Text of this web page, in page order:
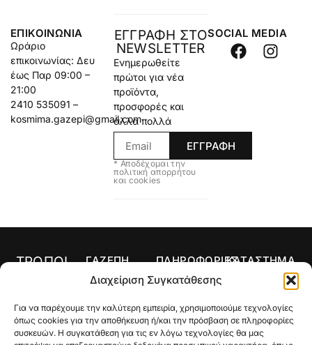
Διαχείριση Συγκατάθεσης
Για να παρέχουμε την καλύτερη εμπειρία, χρησιμοποιούμε τεχνολογίες
όπως cookies για την αποθήκευση ή/και την πρόσβαση σε πληροφορίες
συσκευών. Η συγκατάθεση για τις εν λόγω τεχνολογίες θα μας
ΕΠΙΚΟΙΝΩΝΊΑ
Ωράριο
επικοινωνίας: Δευ
έως Παρ 09:00 –
21:00
2410 535091 –
kosmima.gazepi@gmail.com
ΕΓΓΡΑΦΗ ΣΤΟ
NEWSLETTER
Ενημερωθείτε
πρώτοι για νέα
προϊόντα,
προσφορές και
άλλα πολλά
ΕΓΓΡΑΦΗ
* Αποδέχομαι την
πολιτική απορρήτου
και cookies
SOCIAL MEDIA
ΤΡΟΠΟΙ
ΠΛΗΡΩΜΗΣ
ΓΑΖΕΠΗ
Αρχική
λογαριασμός
μου
ΠΛΗΡΟΦΟΡΙΕΣ
Όροι Χρήσης
Πληρωμής
Τρόποι
ΚΑΤΑΣΤΗΜΑ
Σκουλαρίκια
Σταυροί